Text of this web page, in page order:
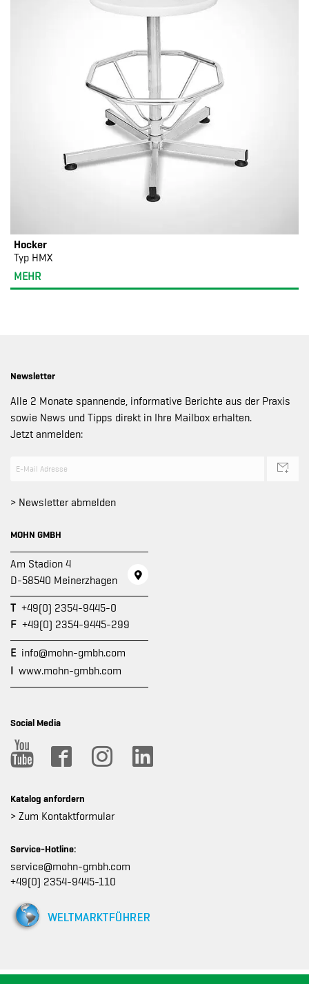
Hocker
Typ HMX
MEHR
Newsletter
Alle 2 Monate spannende, informative Berichte aus der Praxis
sowie News und Tipps direkt in Ihre Mailbox erhalten.
Jetzt anmelden:
> Newsletter abmelden
MOHN GMBH
Am Stadion 4
D-58540 Meinerzhagen
T +49(0) 2354-9445-0
F +49(0) 2354-9445-299
E info@mohn-gmbh.com
I www.mohn-gmbh.com
Social Media
Katalog anfordern
> Zum Kontaktformular
Service-Hotline:
service@mohn-gmbh.com
+49(0) 2354-9445-110